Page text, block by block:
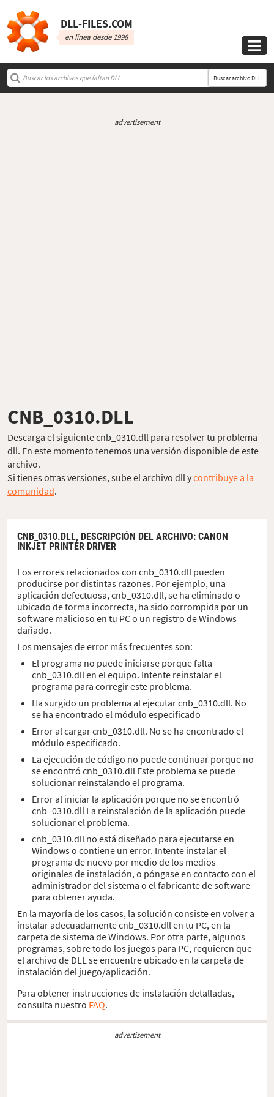
DLL‑FILES.COM
en línea desde 1998

Buscar archivo DLL
advertisement
CNB_0310.DLL
Descarga el siguiente cnb_0310.dll para resolver tu problema
dll. En este momento tenemos una versión disponible de este
archivo.
Si tienes otras versiones, sube el archivo dll ycontribuye a la
comunidad.
CNB_0310.DLL, DESCRIPCIÓN DEL ARCHIVO: CANON
INKJET PRINTER DRIVER
Los errores relacionados con cnb_0310.dll pueden
producirse por distintas razones. Por ejemplo, una
aplicación defectuosa, cnb_0310.dll, se ha eliminado o
ubicado de forma incorrecta, ha sido corrompida por un
software malicioso en tu PC o un registro de Windows
dañado.
Los mensajes de error más frecuentes son:
El programa no puede iniciarse porque falta
cnb_0310.dll en el equipo. Intente reinstalar el
programa para corregir este problema.
Ha surgido un problema al ejecutar cnb_0310.dll. No
se ha encontrado el módulo especificado
Error al cargar cnb_0310.dll. No se ha encontrado el
módulo especificado.
La ejecución de código no puede continuar porque no
se encontró cnb_0310.dll Este problema se puede
solucionar reinstalando el programa.
Error al iniciar la aplicación porque no se encontró
cnb_0310.dll La reinstalación de la aplicación puede
solucionar el problema.
cnb_0310.dll no está diseñado para ejecutarse en
Windows o contiene un error. Intente instalar el
programa de nuevo por medio de los medios
originales de instalación, o póngase en contacto con el
administrador del sistema o el fabricante de software
para obtener ayuda.
En la mayoría de los casos, la solución consiste en volver a
instalar adecuadamente cnb_0310.dll en tu PC, en la
carpeta de sistema de Windows. Por otra parte, algunos
programas, sobre todo los juegos para PC, requieren que
el archivo de DLL se encuentre ubicado en la carpeta de
instalación del juego/aplicación.
Para obtener instrucciones de instalación detalladas,
consulta nuestro FAQ.
advertisement